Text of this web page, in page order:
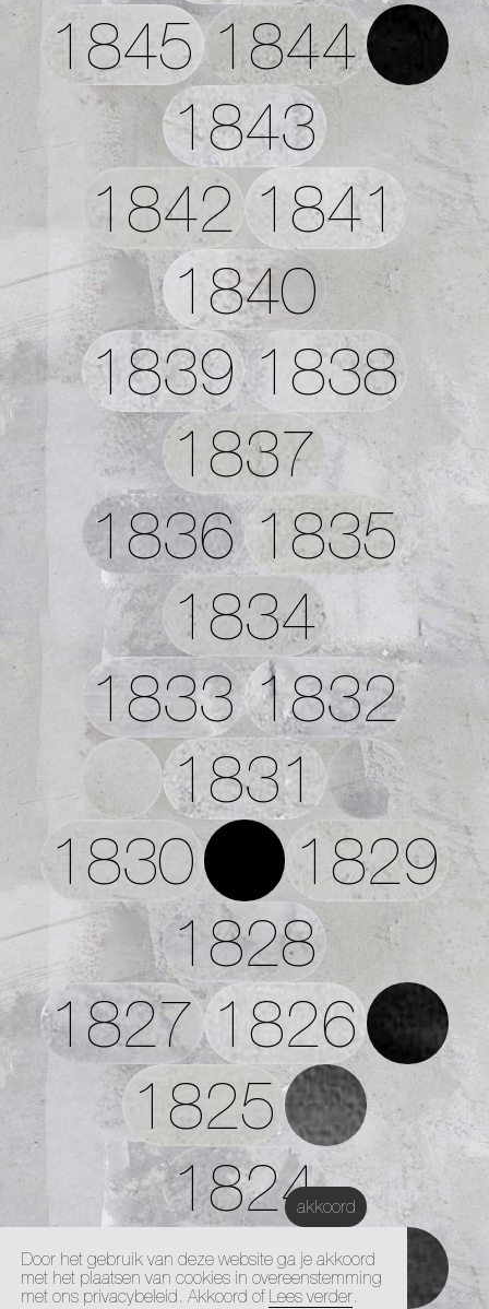
1845 1844
1843
1842 1841
1840
1839 1838
1837
1836 1835
1834
1833 1832
1831
1830
1829
1828
1827 1826
1825
1824
1823
Door het gebruik van deze website ga je akkoord
met het plaatsen van cookies in overeenstemming
met ons privacybeleid. Akkoord of Lees verder.
akkoord